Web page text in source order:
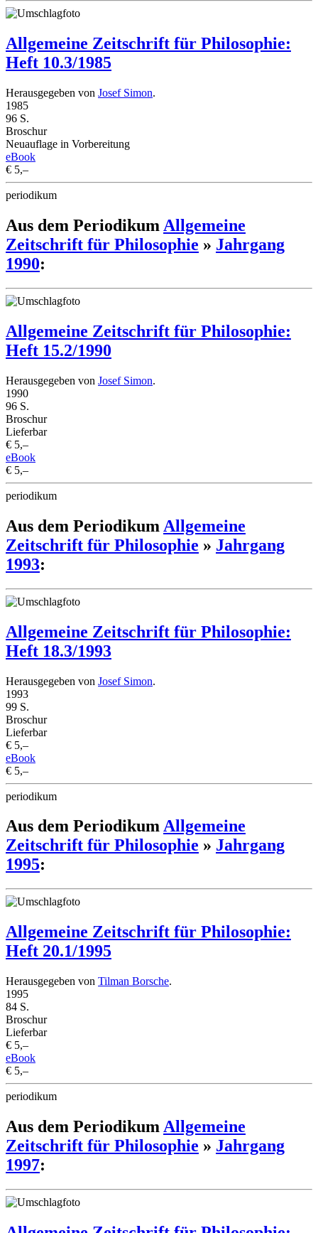
Allgemeine Zeitschrift für Philosophie:
Heft 10.3/1985
Herausgegeben von Josef Simon.
1985
96 S.
Broschur
Neuauflage in Vorbereitung
eBook
€ 5,–
periodikum
Aus dem Periodikum Allgemeine
Zeitschrift für Philosophie » Jahrgang
1990:
Allgemeine Zeitschrift für Philosophie:
Heft 15.2/1990
Herausgegeben von Josef Simon.
1990
96 S.
Broschur
Lieferbar
€ 5,–
eBook
€ 5,–
periodikum
Aus dem Periodikum Allgemeine
Zeitschrift für Philosophie » Jahrgang
1993:
Allgemeine Zeitschrift für Philosophie:
Heft 18.3/1993
Herausgegeben von Josef Simon.
1993
99 S.
Broschur
Lieferbar
€ 5,–
eBook
€ 5,–
periodikum
Aus dem PeriodikumAllgemeine
Zeitschrift für Philosophie » Jahrgang
1995:
Allgemeine Zeitschrift für Philosophie:
Heft 20.1/1995
Herausgegeben von Tilman Borsche.
1995
84 S.
Broschur
Lieferbar
€ 5,–
eBook
€ 5,–
periodikum
Aus dem Periodikum Allgemeine
Zeitschrift für Philosophie » Jahrgang
1997: